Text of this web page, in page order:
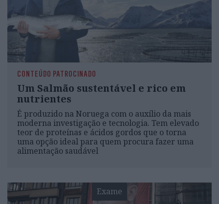
CONTEÚDO PATROCINADO
Um Salmão sustentável e rico em
nutrientes
É produzido na Noruega com o auxílio da mais
moderna investigação e tecnologia. Tem elevado
teor de proteínas e ácidos gordos que o torna
uma opção ideal para quem procura fazer uma
alimentação saudável
Exame